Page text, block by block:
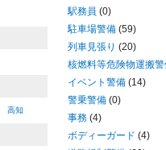
高知
駅務員 (0)
駐車場警備 (59)
列車見張り (20)
核燃料等危険物運搬
イベント警備 (14)
警乗警備 (0)
事務 (4)
ボディーガード (4)